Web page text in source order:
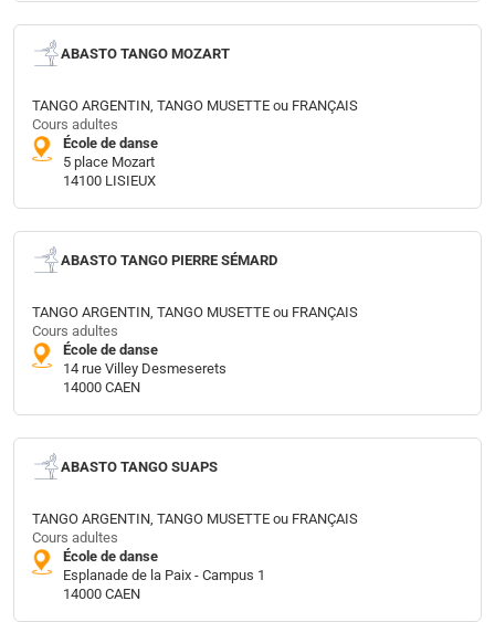
ABASTO TANGO MOZART
TANGO ARGENTIN, TANGO MUSETTE ou FRANÇAIS
Cours adultes
École de danse
5 place Mozart
14100 LISIEUX
ABASTO TANGO PIERRE SÉMARD
TANGO ARGENTIN, TANGO MUSETTE ou FRANÇAIS
Cours adultes
École de danse
14 rue Villey Desmeserets
14000 CAEN
ABASTO TANGO SUAPS
TANGO ARGENTIN, TANGO MUSETTE ou FRANÇAIS
Cours adultes
École de danse
Esplanade de la Paix - Campus 1
14000 CAEN